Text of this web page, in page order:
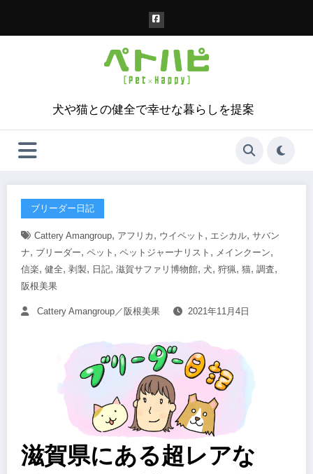
犬や猫との健全で幸せな暮らしを提案
ブリーダー日記
Cattery Amangroup, アフリカ , ウイペット , エシカル, サバン
ナ, ブリーダー, ペット , ペットジャーナリスト , メインクーン,
信楽, 健全, 剥製, 日記, 滋賀サファリ博物館, 犬, 狩猟, 猫, 調査,
阪根美果
Cattery Amangroup／阪根美果 2021年11月4日
滋賀県にある超レアな